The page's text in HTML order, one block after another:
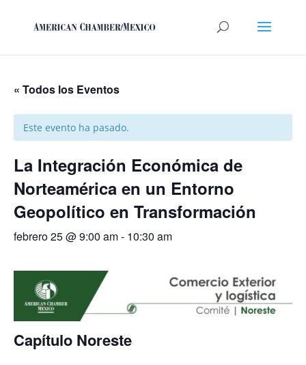
« Todos los Eventos
Este evento ha pasado.
La Integración Económica de
Norteamérica en un Entorno
Geopolítico en Transformación
febrero 25 @ 9:00 am- 10:30 am
Capítulo Noreste